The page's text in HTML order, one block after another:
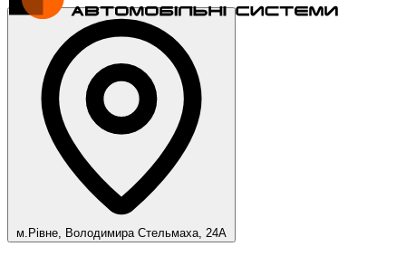
м.Рівне, Володимира Стельмаха, 24А